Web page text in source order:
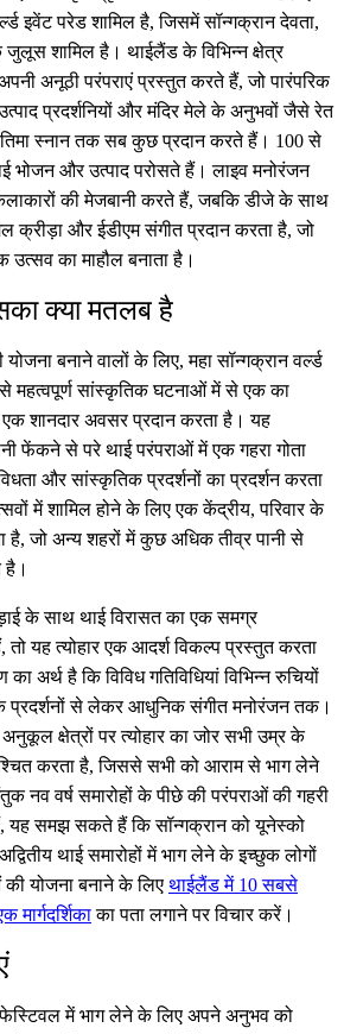
इवेंट परेड शामिल है, जिसमें सॉन्गक्रान देवता,
जुलूस शामिल है। थाईलैंड के विभिन्न क्षेत्र
अनूठी परंपराएं प्रस्तुत करते हैं, जो पारंपरिक
प्रदर्शनियों और मंदिर मेले के अनुभवों जैसे रेत
स्नान तक सब कुछ प्रदान करते हैं। 100 से
भोजन और उत्पाद परोसते हैं। लाइव मनोरंजन
की मेजबानी करते हैं, जबकि डीजे के साथ
क्रीड़ा और ईडीएम संगीत प्रदान करता है, जो
का माहौल बनाता है।
क्या मतलब है
बनाने वालों के लिए, महा सॉन्गक्रान वर्ल्ड
महत्वपूर्ण सांस्कृतिक घटनाओं में से एक का
शानदार अवसर प्रदान करता है। यह
फेंकने से परे थाई परंपराओं में एक गहरा गोता
और सांस्कृतिक प्रदर्शनों का प्रदर्शन करता
में शामिल होने के लिए एक केंद्रीय, परिवार के
जो अन्य शहरों में कुछ अधिक तीव्र पानी से
है।
के साथ थाई विरासत का एक समग्र
तो यह त्योहार एक आदर्श विकल्प प्रस्तुत करता
अर्थ है कि विविध गतिविधियां विभिन्न रुचियों
प्रदर्शनों से लेकर आधुनिक संगीत मनोरंजन तक।
क्षेत्रों पर त्योहार का जोर सभी उम्र के
करता है, जिससे सभी को आराम से भाग लेने
नव वर्ष समारोहों के पीछे की परंपराओं की गहरी
यह समझ सकते हैं कि सॉन्गक्रान को यूनेस्को
थाई समारोहों में भाग लेने के इच्छुक लोगों
योजना बनाने के लिए थाईलैंड में 10 सबसे
मार्गदर्शिकाका पता लगाने पर विचार करें।
फेस्टिवल में भाग लेने के लिए अपने अनुभव को